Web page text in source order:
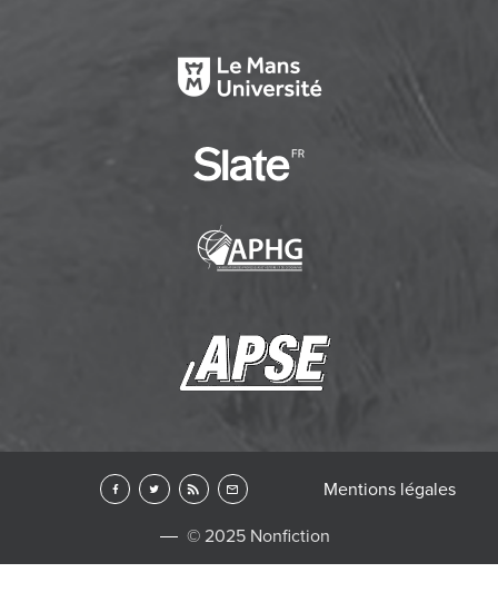
© 2025 Nonfiction
Mentions légales